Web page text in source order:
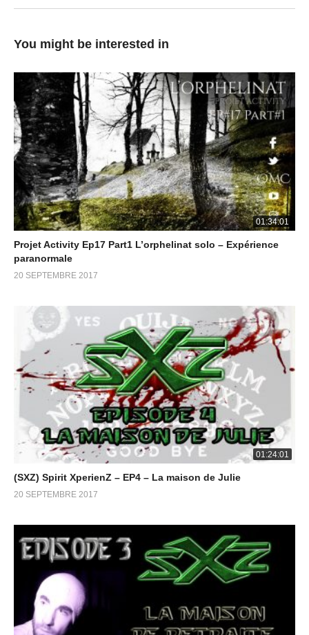
certains seront très clairement captés par les caméras dont ils
disposent. Ce lieu qui a encore des traces de son lourd passé,
semble avoir toujours entre ses murs une certaine présence.
(Visité 949 fois, 1 visites aujourd'hui)
You might be interested in
01:34:01
Projet Activity Ep17 Part1 L’orphelinat solo – Expérience
paranormale
20 SEPTEMBRE 2017
01:24:01
(SXZ) Spirit XperienZ – EP4 – La maison de Julie
20 SEPTEMBRE 2017